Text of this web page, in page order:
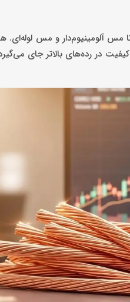
مس آلومینیوم‌دار و مس لوله‌ای.
در رده‌های بالاتر جای